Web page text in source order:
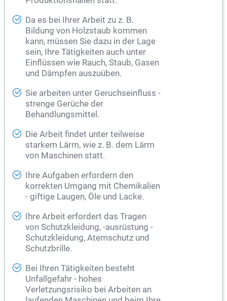
Da es bei Ihrer Arbeit zu z. B.
Bildung von Holzstaub kommen
kann, müssen Sie dazu in der Lage
sein, Ihre Tätigkeiten auch unter
Einflüssen wie Rauch, Staub, Gasen
und Dämpfen auszuüben.
Sie arbeiten unter Geruchseinfluss -
strenge Gerüche der
Behandlungsmittel.
Die Arbeit findet unter teilweise
starkem Lärm, wie z. B. dem Lärm
von Maschinen statt.
Ihre Aufgaben erfordern den
korrekten Umgang mit Chemikalien
- giftige Laugen, Öle und Lacke.
Ihre Arbeit erfordert das Tragen
von Schutzkleidung, -ausrüstung -
Schutzkleidung, Atemschutz und
Schutzbrille.
Bei Ihren Tätigkeiten besteht
Unfallgefahr - hohes
Verletzungsrisiko bei Arbeiten an